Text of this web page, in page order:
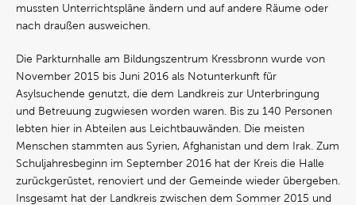
mussten Unterrichtspläne ändern und auf andere Räume oder
nach draußen ausweichen.
Die Parkturnhalle am Bildungszentrum Kressbronn wurde von
November 2015 bis Juni 2016 als Notunterkunft für
Asylsuchende genutzt, die dem Landkreis zur Unterbringung
und Betreuung zugwiesen worden waren. Bis zu 140 Personen
lebten hier in Abteilen aus Leichtbauwänden. Die meisten
Menschen stammten aus Syrien, Afghanistan und dem Irak. Zum
Schuljahresbeginn im September 2016 hat der Kreis die Halle
zurückgerüstet, renoviert und der Gemeinde wieder übergeben.
Insgesamt hat der Landkreis zwischen dem Sommer 2015 und